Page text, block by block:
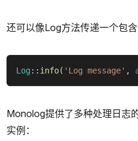
还可以像Log方法传递一个包含
Log :: info( 'Log message' ,
Monolog提供了多种处理日志
实例：